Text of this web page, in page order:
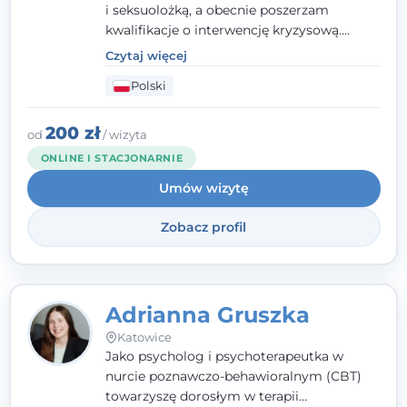
i seksuolożką, a obecnie poszerzam
kwalifikacje o interwencję kryzysową.
Pracuję w nurcie terapii trzeciej fali, łącząc
metody o potwierdzonej skuteczności.
Towarzyszę młodzieży, dorosłym i parom w
radzeniu sobie z bolesnymi
doświadczeniami tak, by mogli żyć pełniej.
Czytaj więcej
Polski
od 200 zł/ wizyta
ONLINE I STACJONARNIE
Umów wizytę
Zobacz profil
Adrianna Gruszka
Katowice
Jako psycholog i psychoterapeutka w
nurcie poznawczo-behawioralnym (CBT)
towarzyszę dorosłym w terapii